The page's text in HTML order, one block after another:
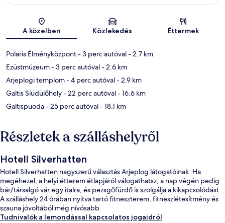
Térkép
A közelben Közlekedés Éttermek
Polaris Élményközpont- 3 perc autóval- 2.7 km
Ezüstmúzeum- 3 perc autóval- 2.6 km
Arjeplogi templom- 4 perc autóval- 2.9 km
Galtis Síüdülőhely- 22 perc autóval- 16.6 km
Galtispuoda- 25 perc autóval- 18.1 km
Részletek a szálláshelyről
Hotell Silverhatten
Hotell Silverhatten nagyszerű választás Arjeplog látogatóinak. Ha
megéhezel, a helyi étterem étlapjáról válogathatsz, a nap végén pedig
bár/társalgó vár egy italra, és pezsgőfürdő is szolgálja a kikapcsolódást.
A szálláshely 24 órában nyitva tartó fitneszterem, fitneszlétesítmény és
szauna jóvoltából még nívósabb.
Tudnivalók a lemondással kapcsolatos jogaidról